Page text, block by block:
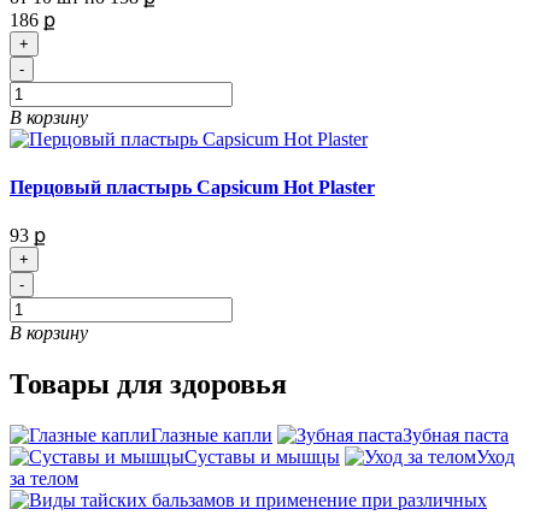
186 ք
+
-
В корзину
Перцовый пластырь Capsicum Hot Plaster
93 ք
+
-
В корзину
Товары для здоровья
Глазные капли
Зубная паста
Суставы и мышцы
Уход
за телом